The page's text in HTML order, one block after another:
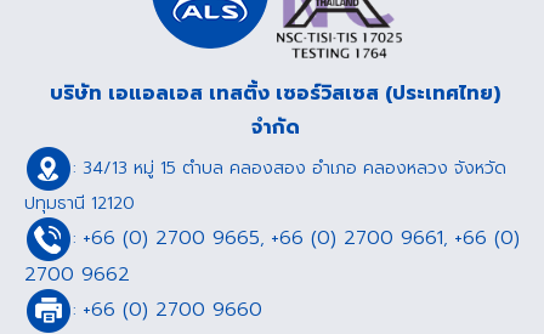
บริษัท เอแอลเอส เทสติ้ง เซอร์วิสเซส (ประเทศไทย)
จำกัด
: 34/13 หมู่ 15 ตำบล คลองสอง อำเภอ คลองหลวง จังหวัด
ปทุมธานี 12120
: +66 (0) 2700 9665, +66 (0) 2700 9661, +66 (0)
2700 9662
: +66 (0) 2700 9660